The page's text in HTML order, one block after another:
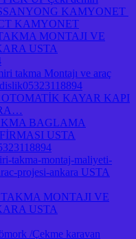
KAMYONET
KAMYONET
MONTAJI VE
USTA
takma Montajı ve araç
KAYAR KAPI
BAGLAMA
USTA
takma-montaj-maliyeti-
projesi-ankara USTA
MONTAJI VE
USTA
/Çekme karavan